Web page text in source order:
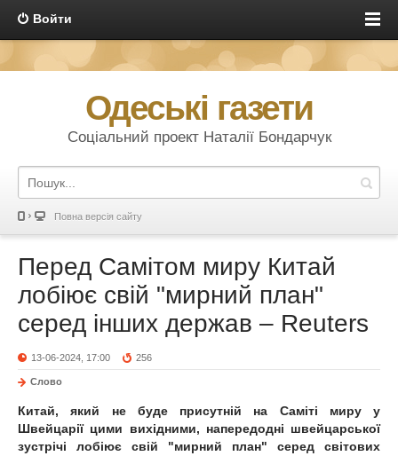
Войти
Одеські газети
Соціальний проект Наталії Бондарчук
Повна версія сайту
Перед Самітом миру Китай
лобіює свій "мирний план"
серед інших держав – Reuters
13-06-2024, 17:00 256
Слово
Китай, який не буде присутній на Саміті миру у
Швейцарії цими вихідними, напередодні швейцарської
зустрічі лобіює свій "мирний план" серед світових